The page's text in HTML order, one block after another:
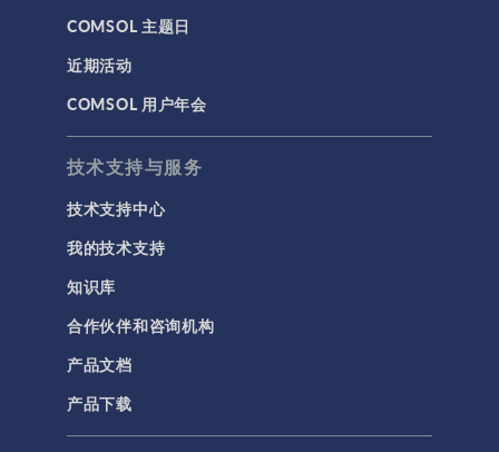
COMSOL 主题日
近期活动
COMSOL 用户年会
技术支持与服务
技术支持中心
我的技术支持
知识库
合作伙伴和咨询机构
产品文档
产品下载